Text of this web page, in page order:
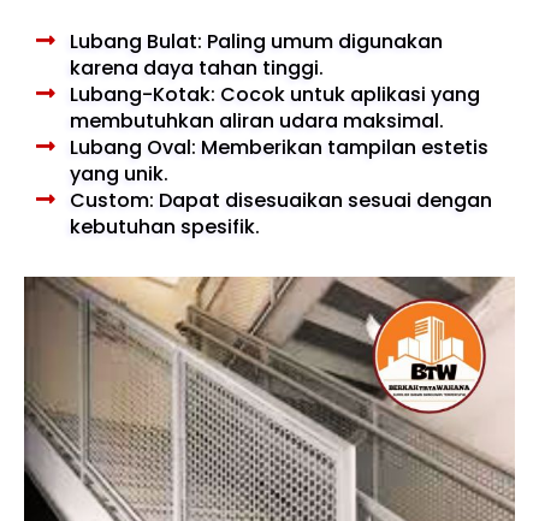
Lubang Bulat: Paling umum digunakan
karena daya tahan tinggi.
Lubang-Kotak: Cocok untuk aplikasi yang
membutuhkan aliran udara maksimal.
Lubang Oval: Memberikan tampilan estetis
yang unik.
Custom: Dapat disesuaikan sesuai dengan
kebutuhan spesifik.